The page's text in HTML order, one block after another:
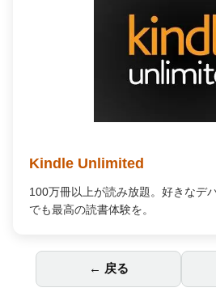
Amazon Music Unlimited
何百万もの曲が自由に聴ける。広告
対応で、あなたの毎日を高音質の音
← 戻る